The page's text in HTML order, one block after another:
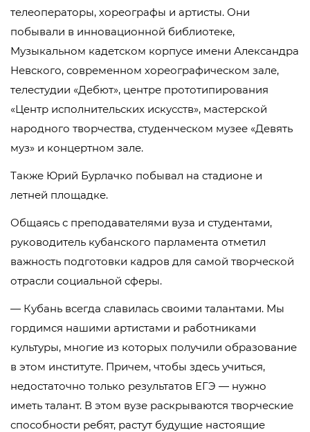
телеоператоры, хореографы и артисты. Они
побывали в инновационной библиотеке,
Музыкальном кадетском корпусе имени Александра
Невского, современном хореографическом зале,
телестудии «Дебют», центре прототипирования
«Центр исполнительских искусств», мастерской
народного творчества, студенческом музее «Девять
муз» и концертном зале.
Также Юрий Бурлачко побывал на стадионе и
летней площадке.
Общаясь с преподавателями вуза и студентами,
руководитель кубанского парламента отметил
важность подготовки кадров для самой творческой
отрасли социальной сферы.
— Кубань всегда славилась своими талантами. Мы
гордимся нашими артистами и работниками
культуры, многие из которых получили образование
в этом институте. Причем, чтобы здесь учиться,
недостаточно только результатов ЕГЭ — нужно
иметь талант. В этом вузе раскрываются творческие
способности ребят, растут будущие настоящие